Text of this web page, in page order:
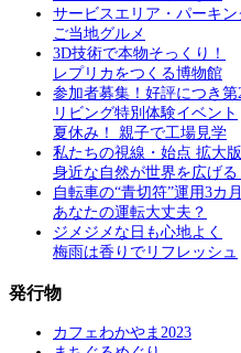
サービスエリア・パーキ
ご当地グルメ
3D技術で本物そっくり！
レプリカをつくる博物館
参加者募集！好評につき第
リビング特別体験イベント
夏休み！ 親子で工場見学
私たちの視線・始点 拡大版
身近な自然が世界を広げる
自転車の“青切符”運用3カ月
あなたの運転大丈夫？
ジメジメな日も心地よく
梅雨は香りでリフレッシュ
発行物
カフェわかやま2023